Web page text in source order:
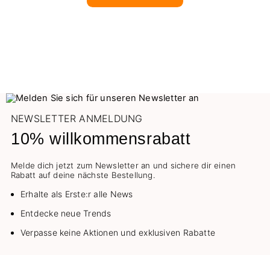
NEWSLETTER ANMELDUNG
10% willkommensrabatt
Melde dich jetzt zum Newsletter an und sichere dir einen
Rabatt auf deine nächste Bestellung.
Erhalte als Erste:r alle News
Entdecke neue Trends
Verpasse keine Aktionen und exklusiven Rabatte